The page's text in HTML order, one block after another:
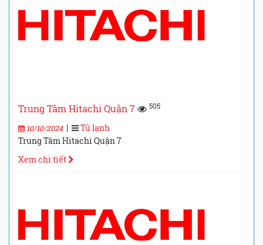
Trung Tâm Hitachi Quận 7 505
10/10/2024|
Tủ lạnh
Trung Tâm Hitachi Quận 7
Xem chi tiết